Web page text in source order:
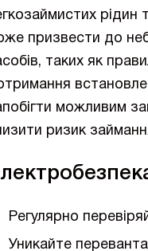
рідин
призвести до
таких як
можливим
ризик
Регулярно
Уникайте